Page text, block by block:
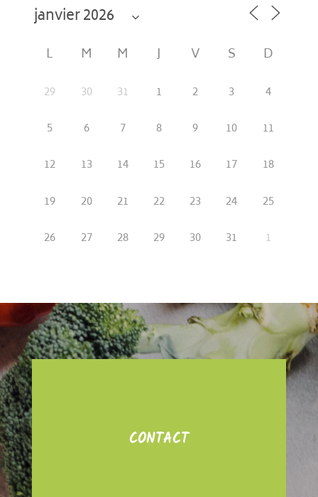
L M M J V S D
29 30 31 1 2 3
4
5
6 7 8 9 10
11
12
13 14 15 16 17
18
19
20 21 22 23 24
25
26
27 28 29 30 31 1
CONTACT